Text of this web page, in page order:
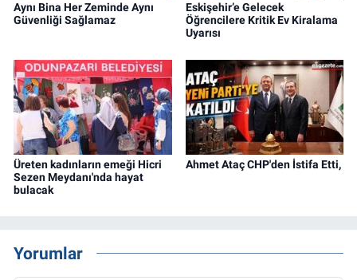
Aynı Bina Her Zeminde Aynı
Güvenliği Sağlamaz
Eskişehir’e Gelecek
Öğrencilere Kritik Ev Kiralama
Uyarısı
Üreten kadınların emeği Hicri
Sezen Meydanı'nda hayat
bulacak
Ahmet Ataç CHP'den İstifa Etti,
Yorumlar